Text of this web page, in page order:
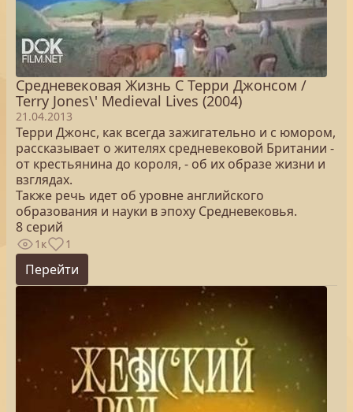
Средневековая Жизнь С Терри Джонсом /
Terry Jones\' Medieval Lives (2004)
21.04.2013
Терри Джонс, как всегда зажигательно и с юмором,
рассказывает о жителях средневековой Британии -
от крестьянина до короля, - об их образе жизни и
взглядах.
Также речь идет об уровне английского
образования и науки в эпоху Средневековья.
8 серий
1к 1
Перейти